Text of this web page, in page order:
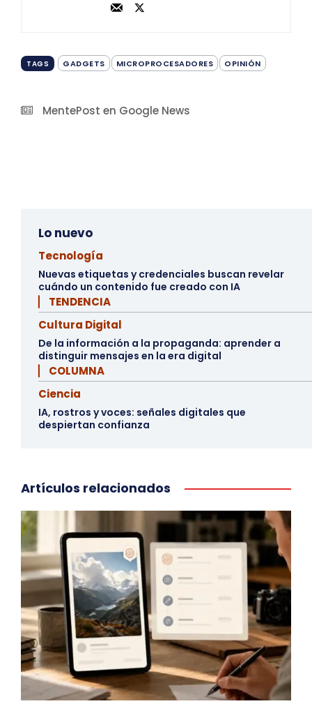
TAGS GADGETS MICROPROCESADORES OPINIÓN
MentePost en Google News
Lo nuevo
Tecnología
Nuevas etiquetas y credenciales buscan revelar
cuándo un contenido fue creado con IA
▏ TENDENCIA
Cultura Digital
De la información a la propaganda: aprender a
distinguir mensajes en la era digital
▏ COLUMNA
Ciencia
IA, rostros y voces: señales digitales que
despiertan confianza
Artículos relacionados